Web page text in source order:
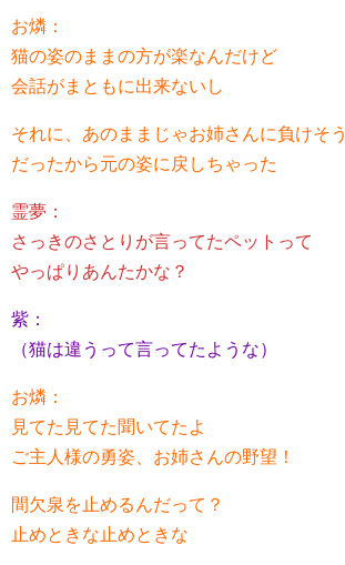
お燐：
猫の姿のままの方が楽なんだけど
会話がまともに出来ないし
それに、あのままじゃお姉さんに負けそう
だったから元の姿に戻しちゃった
霊夢：
さっきのさとりが言ってたペットって
やっぱりあんたかな？
紫：
（猫は違うって言ってたような）
お燐：
見てた見てた聞いてたよ
ご主人様の勇姿、お姉さんの野望！
間欠泉を止めるんだって？
止めときな止めときな